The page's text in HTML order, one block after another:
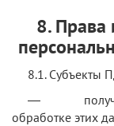
8. Права
8.1. Субъекты
— получать
обработке этих